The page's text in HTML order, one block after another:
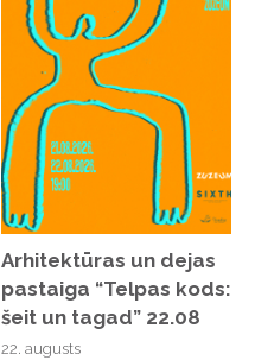
Arhitektūras un dejas
pastaiga “Telpas kods:
šeit un tagad” 22.08
22. augusts